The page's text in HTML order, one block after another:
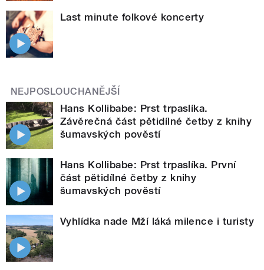
Last minute folkové koncerty
NEJPOSLOUCHANĚJŠÍ
Hans Kollibabe: Prst trpaslíka.
Závěrečná část pětidílné četby z knihy
šumavských pověstí
Hans Kollibabe: Prst trpaslíka. První
část pětidílné četby z knihy
šumavských pověstí
Vyhlídka nade Mží láká milence i turisty